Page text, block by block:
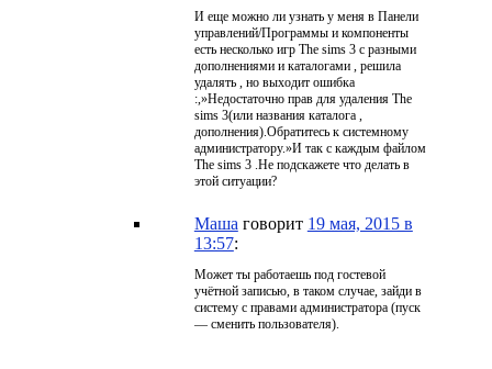
И еще можно ли узнать у меня в Панели
управлений/Программы и компоненты
есть несколько игр The sims 3 с разными
дополнениями и каталогами , решила
удалять , но выходит ошибка
:,»Недостаточно прав для удаления The
sims 3(или названия каталога ,
дополнения).Обратитесь к системному
администратору.»И так с каждым файлом
The sims 3 .Не подскажете что делать в
этой ситуации?
Маша говорит 19 мая, 2015 в
13:57:
Может ты работаешь под гостевой
учётной записью, в таком случае, зайди в
систему с правами администратора (пуск
— сменить пользователя).